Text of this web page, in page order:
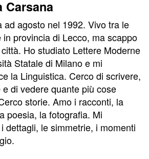
Carsana
ad agosto nel 1992. Vivo tra le
in provincia di Lecco, ma scappo
Ho studiato Lettere Moderne
Statale di Milano e mi
la Linguistica. Cerco di scrivere,
e di vedere quante più cose
storie. Amo i racconti, la
poesia, la fotografia. Mi
dettagli, le simmetrie, i momenti